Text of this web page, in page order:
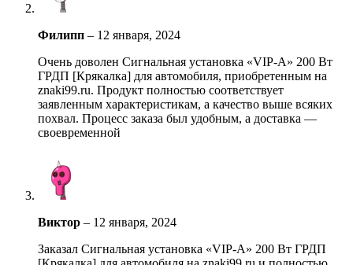
Филипп – 12 января, 2024
Очень доволен Сигнальная установка «VIP-A» 200 Вт
ГРДП [Крякалка] для автомобиля, приобретенным на
znaki99.ru. Продукт полностью соответствует
заявленным характеристикам, а качество выше всяких
похвал. Процесс заказа был удобным, а доставка —
своевременной
Виктор – 12 января, 2024
Заказал Сигнальная установка «VIP-A» 200 Вт ГРДП